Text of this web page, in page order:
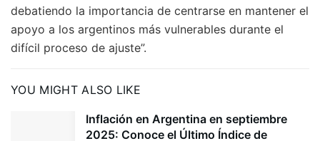
debatiendo la importancia de centrarse en mantener el
apoyo a los argentinos más vulnerables durante el
difícil proceso de ajuste”.
YOU MIGHT ALSO LIKE
Inflación en Argentina en septiembre
2025: Conoce el Último Índice de